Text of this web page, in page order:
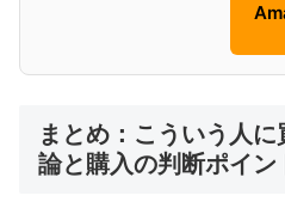
まとめ：こういう人
論と購入の判断ポイン